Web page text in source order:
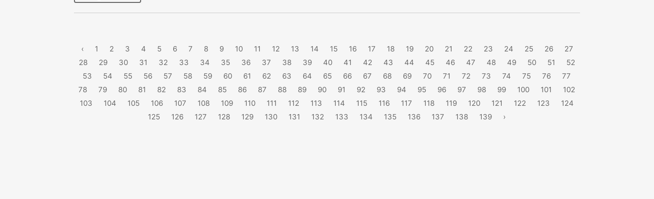
‹ 1 2 3 4 5 6 7 8 9 10 11 12 13 14 15 16 17 18 19 20 21 22 23 24 25 26
27
28
29 30 31 32 33 34 35 36 37 38 39 40 41 42 43 44 45 46 47 48 49 50 51
52
53
54 55 56 57 58 59 60 61 62 63 64 65 66 67 68 69 70 71 72 73 74 75 76
77
78
79 80 81 82 83 84 85 86 87 88 89 90 91 92 93 94 95 96 97 98 99 100 101
102
103
104 105 106 107 108 109 110 111 112 113 114 115 116 117 118 119 120 121 122 123
124
125
126 127 128 129 130 131 132 133 134 135 136 137 138 139 ›